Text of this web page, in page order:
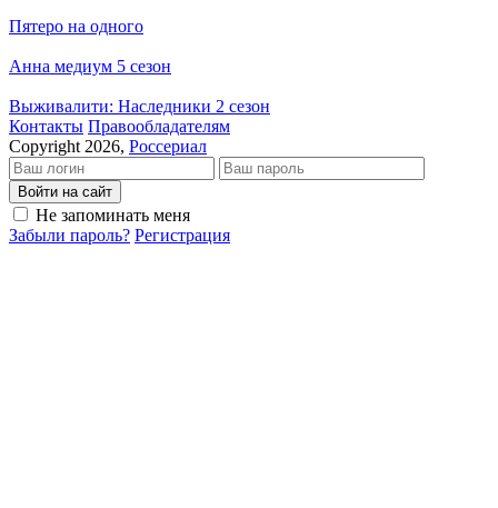
Пятеро на одного
Анна медиум 5 сезон
Выживалити: Наследники 2 сезон
Кон­так­ты Пра­во­об­ла­да­те­лям
Copyright 2026, Россериал
Войти на сайт
Не запоминать меня
Забыли пароль? Регистрация